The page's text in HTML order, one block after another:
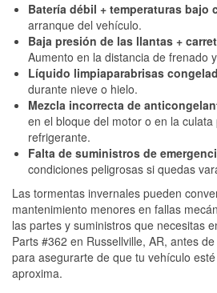
Batería débil + temperaturas bajo
arranque del vehículo.
Baja presión de las llantas +
Aumento en la distancia de frenado
Líquido limpiaparabrisas
durante nieve o hielo.
Mezcla incorrecta de
en el bloque del motor o en la
refrigerante.
Falta de suministros de
condiciones peligrosas si quedas
Las tormentas invernales pueden
mantenimiento menores en fallas
las partes y suministros que necesitas
Parts #362 en Russellville, AR, antes
para asegurarte de que tu vehículo
aproxima.